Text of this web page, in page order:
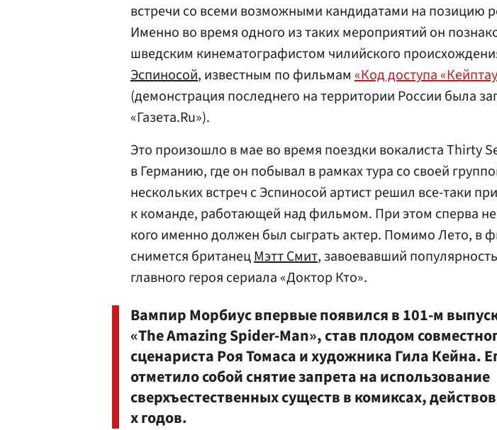
встречи со всеми возможными кандидатами на позицию
Именно во время одного из таких мероприятий он
шведским кинематографистом чилийского
Эспиносой, известным по фильмам «Код доступа
(демонстрация последнего на территории России была
«Газета.Ru»).
Это произошло в мае во время поездки вокалиста Thirty
в Германию, где он побывал в рамках тура со своей
нескольких встреч с Эспиносой артист решил все-таки
к команде, работающей над фильмом. При этом сперва
кого именно должен был сыграть актер. Помимо Лето, в
снимется британецМэтт Смит, завоевавший
главного героя сериала «Доктор Кто».
Вампир Морбиус впервые появился в 101-м
«The Amazing Spider-Man», став плодом
сценариста Роя Томаса и художника Гила Кейна.
отметило собой снятие запрета на использование
сверхъестественных существ в комиксах,
х годов.